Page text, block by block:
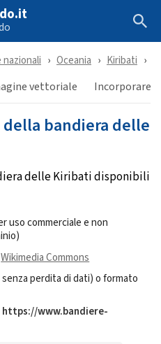
Oceania Kiribati
vettoriale Incorporare
bandiera delle
delle Kiribati disponibili
uso commerciale e non
Wikimedia Commons
perdita di dati) o formato
https://www.bandiere-